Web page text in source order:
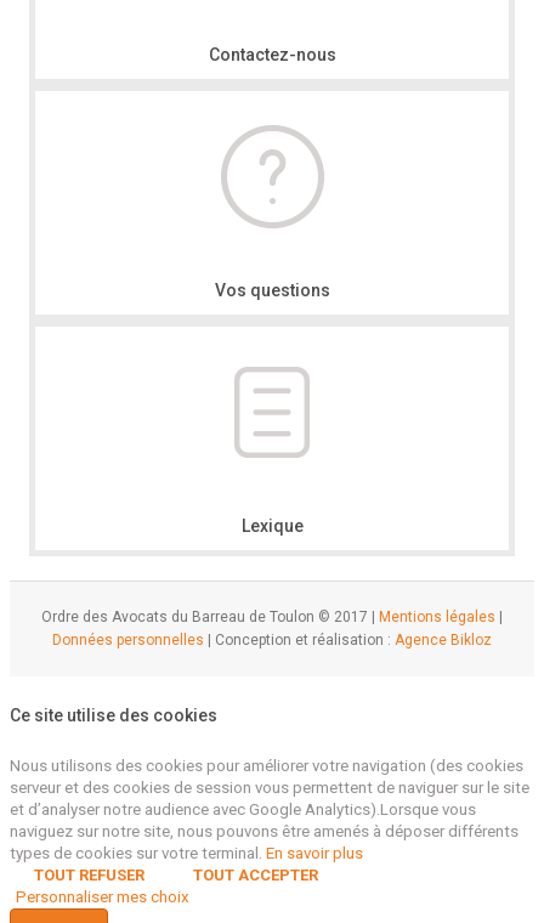
Contactez-nous
Vos questions
Lexique
Ordre des Avocats du Barreau de Toulon © 2017 | Mentions légales |
Données personnelles | Conception et réalisation : Agence Bikloz
Ce site utilise des cookies
Nous utilisons des cookies pour améliorer votre navigation (des cookies
serveur et des cookies de session vous permettent de naviguer sur le site
et d’analyser notre audience avec Google Analytics).Lorsque vous
naviguez sur notre site, nous pouvons être amenés à déposer différents
types de cookies sur votre terminal. En savoir plus
TOUT REFUSER
TOUT ACCEPTER
Personnaliser mes choix